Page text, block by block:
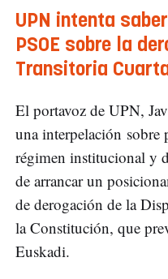
UPN intenta
PSOE sobre la
Transitoria
El portavoz de UPN,
una interpelación sobre
régimen institucional y
de arrancar un
de derogación de la
la Constitución, que
Euskadi.